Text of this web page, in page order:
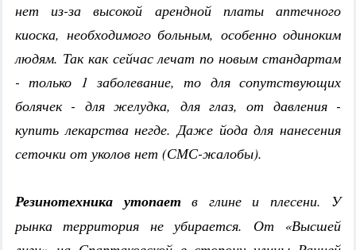
нет из-за высокой арендной платы аптечного
киоска, необходимого больным, особенно одиноким
людям. Так как сейчас лечат по новым стандартам
- только 1 заболевание, то для сопутствующих
болячек - для желудка, для глаз, от давления -
купить лекарства негде. Даже йода для нанесения
сеточки от уколов нет (СМС-жалобы).
Резинотехника утопает в глине и плесени. У
рынка территория не убирается. От «Высшей